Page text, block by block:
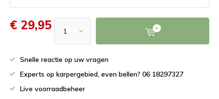
€ 29,95
Snelle reactie op uw vragen
Experts op karpergebied, even bellen? 06 18297327
Live voorraadbeheer